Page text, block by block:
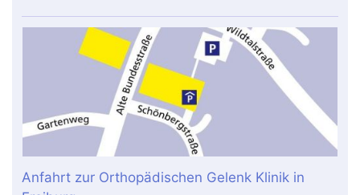
Anfahrt zur Orthopädischen Gelenk Klinik in